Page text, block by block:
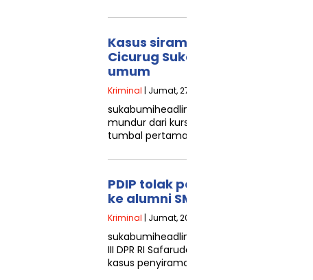
Kasus siram air keras ke eks
Cicurug Sukabumi, Kabais
umum
Kriminal | Jumat, 27 Maret 2026 - 20:33 WIB
sukabumiheadline.com – Keputusan
mundur dari kursi Kepala Badan Intelijen
tumbal pertama kasus penyiraman air
PDIP tolak peradilan militer
ke alumni SMAN 1 Cicurug
Kriminal | Jumat, 20 Maret 2026 - 04:10 WIB
sukabumiheadline.com – Ketua Kelompok
III DPR RI Safaruddin menyampaikan
kasus penyiraman air keras terhadap